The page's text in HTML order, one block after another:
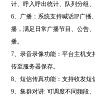
计、呼入呼出统计、队列分组
6、广播：系统支持喊话IP广播
播，满足日常广播节目、公告
播。
7、录音录像功能：平台主机
传至服务器保存。
8、短信传真功能：支持收发短
9、集群对讲: 可调度不同频段